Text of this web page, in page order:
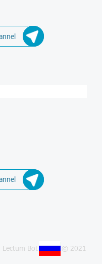
Lectum Bot © 2021